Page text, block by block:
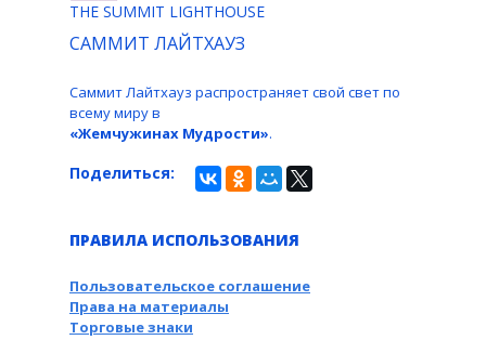
THE SUMMIT LIGHTHOUSE
САММИТ ЛАЙТХАУЗ
Саммит Лайтхауз распространяет свой свет по
всему миру в
«Жемчужинах Мудрости».
Поделиться:
ПРАВИЛА ИСПОЛЬЗОВАНИЯ
Пользовательское соглашение
Права на материалы
Торговые знаки